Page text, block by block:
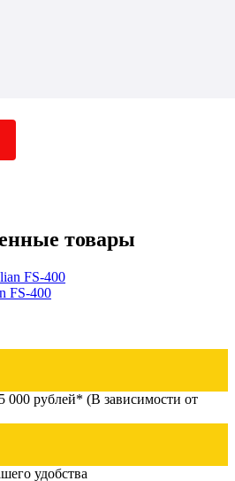
товары
FS-400
000 рублей* (В зависимости от
удобства